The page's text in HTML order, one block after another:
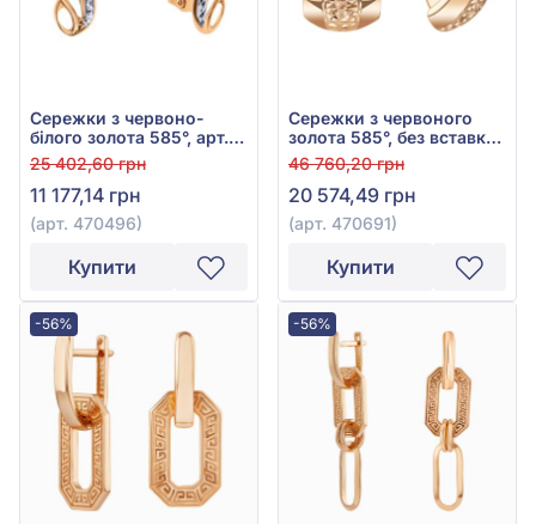
Сережки з червоно-
білого золота 585°, арт.
470496
25 402,60 грн
11 177,14 грн
(арт. 470496)
Купити
Сережки з червоного
золота 585°, без вставки,
арт. 470691
46 760,20 грн
20 574,49 грн
(арт. 470691)
Купити
-56% -56%